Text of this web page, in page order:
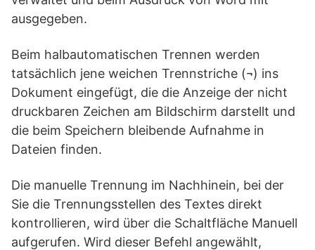
ausgegeben.
Beim halbautomatischen Trennen werden
tatsächlich jene weichen Trennstriche (¬) ins
Dokument eingefügt, die die Anzeige der nicht
druckbaren Zeichen am Bildschirm darstellt und
die beim Speichern bleibende Aufnahme in
Dateien finden.
Die manuelle Trennung im Nachhinein, bei der
Sie die Trennungsstellen des Textes direkt
kontrollieren, wird über die Schaltfläche Manuell
aufgerufen. Wird dieser Befehl angewählt,